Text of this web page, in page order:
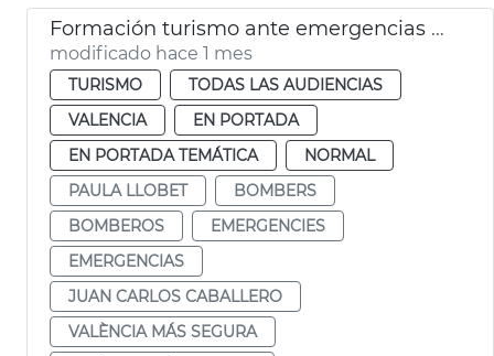
Formación turismo ante emergencias València más Segura
modificado hace 1 mes
TURISMO
TODAS LAS AUDIENCIAS
VALENCIA
EN PORTADA
EN PORTADA TEMÁTICA
NORMAL
PAULA LLOBET
BOMBERS
BOMBEROS
EMERGENCIES
EMERGENCIAS
JUAN CARLOS CABALLERO
VALÈNCIA MÁS SEGURA